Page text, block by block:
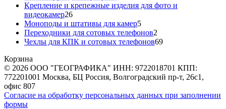
товаров
Крепление и крепежные изделия для фото и
видеокамер2626
товаров
Моноподы и штативы для камер55
товаров
Переходники для сотовых телефонов2
товара
Чехлы для КПК и сотовых телефонов6969
Корзина
© 2026 ООО "ГЕОГРАФИКА" ИНН: 9722018701 КПП:
772201001 Москва, БЦ Россия, Волгоградский пр-т, 26с1,
офис 807
Согласие на обработку персональных данных при заполнении
формы